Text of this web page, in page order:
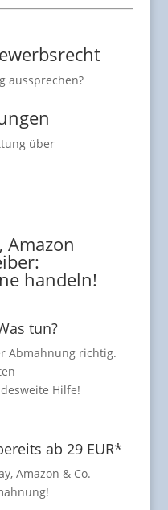
aussprechen?
über
Amazon
handeln!
tun?
Abmahnung richtig.
Hilfe!
ab 29 EUR*
Amazon & Co.